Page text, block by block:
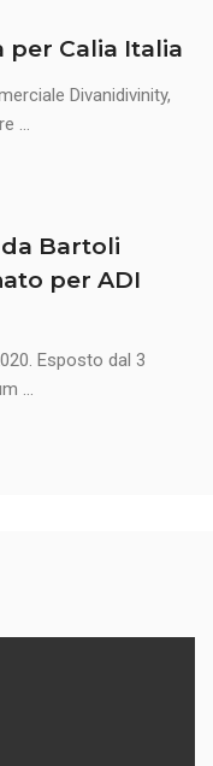
per Calia Italia
Divanidivinity,
...
Bartoli
per ADI
Esposto dal 3
...